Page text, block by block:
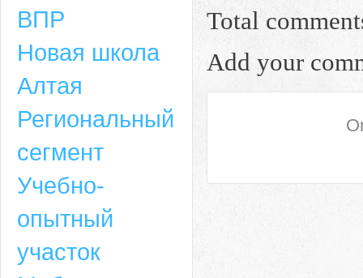
Total
Add your
ВПР
Новая школа
Алтая
Региональный
сегмент
Учебно-
опытный
участок